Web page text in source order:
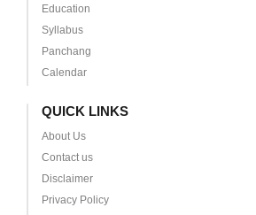
Education
Syllabus
Panchang
Calendar
QUICK LINKS
About Us
Contact us
Disclaimer
Privacy Policy